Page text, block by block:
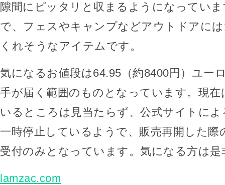
隙間にピッタリと収まるようになってい
で、フェスやキャンプなどアウトドアに
くれそうなアイテムです。
気になるお値段は64.95（約8400円）ユー
手が届く範囲のものとなっています。現在
いるところは見当たらず、公式サイトに
一時停止しているようで、販売再開した際
受付のみとなっています。気になる方は是
lamzac.com